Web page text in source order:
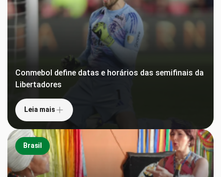
Conmebol define datas e horários das semifinais da
Libertadores
Leia mais
Brasil